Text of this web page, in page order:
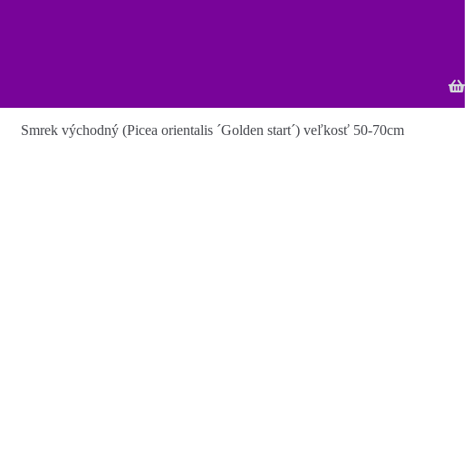
Smrek východný (Picea orientalis ´Golden start´) veľkosť 50-70cm